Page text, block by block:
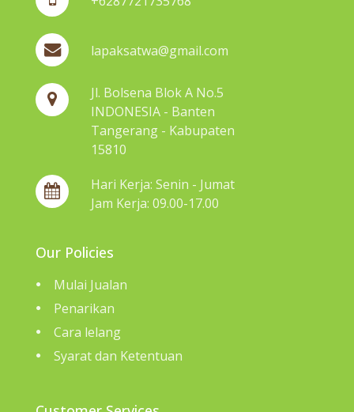
lapaksatwa@gmail.com
Jl. Bolsena Blok A No.5
INDONESIA - Banten
Tangerang - Kabupaten
15810
Hari Kerja: Senin - Jumat
Jam Kerja: 09.00-17.00
Our Policies
Mulai Jualan
Penarikan
Cara lelang
Syarat dan Ketentuan